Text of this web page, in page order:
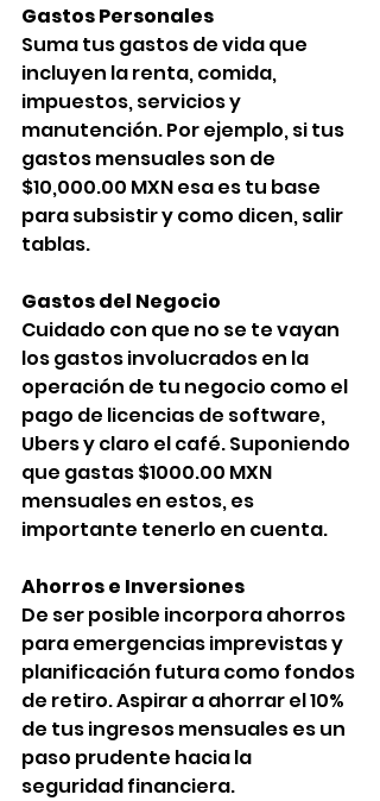
Gastos Personales
Suma tus gastos de vida que
incluyen la renta, comida,
impuestos, servicios y
manutención. Por ejemplo, si tus
gastos mensuales son de
$10,000.00 MXN esa es tu base
para subsistir y como dicen, salir
tablas.
Gastos del Negocio
Cuidado con que no se te vayan
los gastos involucrados en la
operación de tu negocio como el
pago de licencias de software,
Ubers y claro el café. Suponiendo
que gastas $1000.00 MXN
mensuales en estos, es
importante tenerlo en cuenta.
Ahorros e Inversiones
De ser posible incorpora ahorros
para emergencias imprevistas y
planificación futura como fondos
de retiro. Aspirar a ahorrar el 10%
de tus ingresos mensuales es un
paso prudente hacia la
seguridad financiera.